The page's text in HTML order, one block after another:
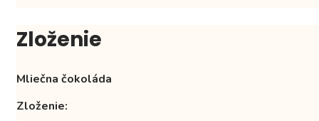
Zloženie
Mliečna čokoláda
Zloženie: